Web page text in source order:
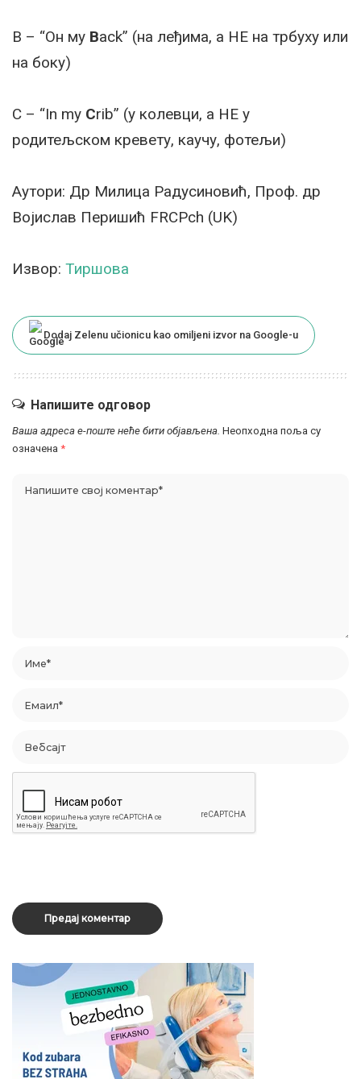
B – “Он мy Back” (на леђима, а НЕ на трбуху или
на боку)
C – “In my Crib” (у колевци, а НЕ у
родитељском кревету, каучу, фотељи)
Аутори: Др Милица Радусиновић, Проф. др
Војислав Перишић FRCPch (UK)
Извор: Тиршова
Dodaj Zelenu učionicu kao omiljeni izvor na Google-u
Напишите одговор
Ваша адреса е-поште неће бити објављена. Неопходна поља су
означена *